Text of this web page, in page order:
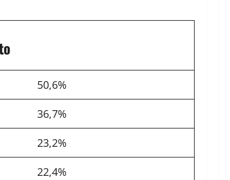
50,6%
36,7%
23,2%
22,4%